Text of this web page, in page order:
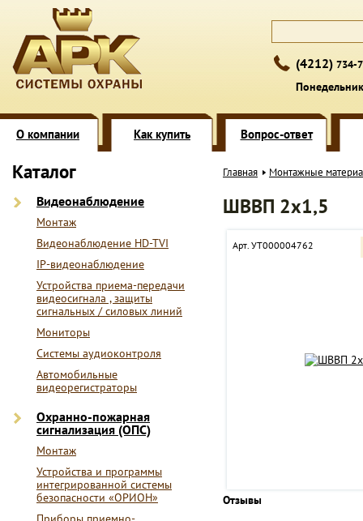
(4212) 734-
О компании Как купить Вопрос-ответ
Каталог
Видеонаблюдение
Монтаж
Видеонаблюдение HD-TVI
IP-видеонаблюдение
Устройства приема-передачи
видеосигнала , защиты
сигнальных / силовых линий
Мониторы
Системы аудиоконтроля
Автомобильные
видеорегистраторы
Охранно-пожарная
сигнализация (ОПС)
Монтаж
Устройства и программы
интегрированной системы
безопасности «ОРИОН»
Главная Монтажные
ШВВП 2x1,5
Арт. УТ000004762
Отзывы